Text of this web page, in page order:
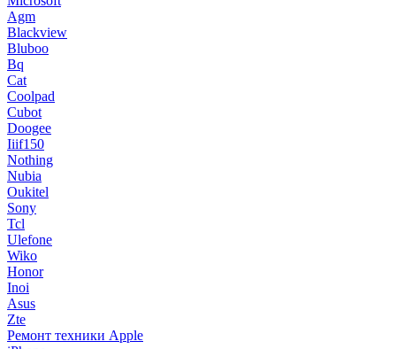
Agm
Blackview
Bluboo
Bq
Cat
Coolpad
Cubot
Doogee
Iiif150
Nothing
Nubia
Oukitel
Sony
Tcl
Ulefone
Wiko
Honor
Inoi
Asus
Zte
Ремонт техники Apple